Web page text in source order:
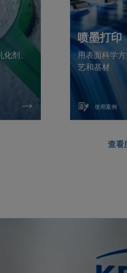
剂、
喷墨打印
用表面科学
艺和基材
使用案例
查看